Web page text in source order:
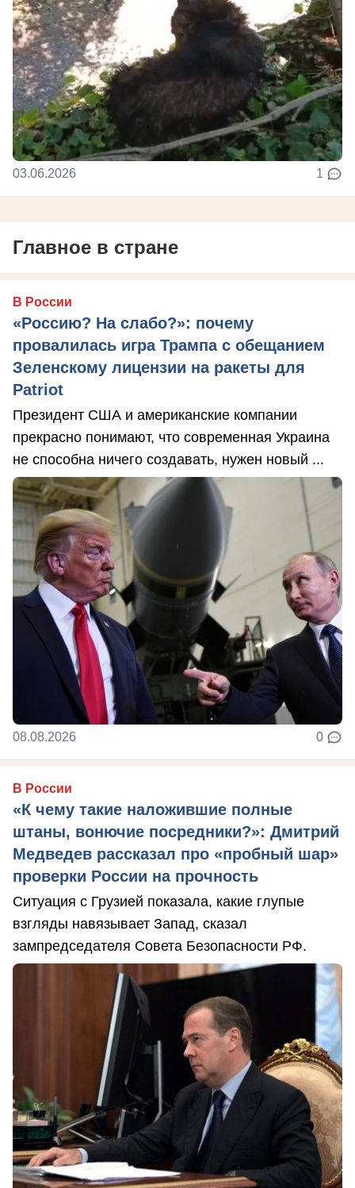
03.06.2026 1
Главное в стране
В России
«Россию? На слабо?»: почему
провалилась игра Трампа с обещанием
Зеленскому лицензии на ракеты для
Patriot
Президент США и американские компании
прекрасно понимают, что современная Украина
не способна ничего создавать, нужен новый ...
08.08.2026 0
В России
«К чему такие наложившие полные
штаны, вонючие посредники?»: Дмитрий
Медведев рассказал про «пробный шар»
проверки России на прочность
Ситуация с Грузией показала, какие глупые
взгляды навязывает Запад, сказал
зампредседателя Совета Безопасности РФ.